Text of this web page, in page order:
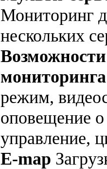
Мониторинг
нескольких
мониторинга
режим,
оповещение
управление,
E-map